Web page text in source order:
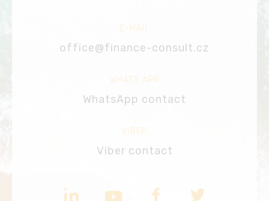
E-MAIL
office@finance-consult.cz
WHATS APP
WhatsApp contact
VIBER
Viber contact